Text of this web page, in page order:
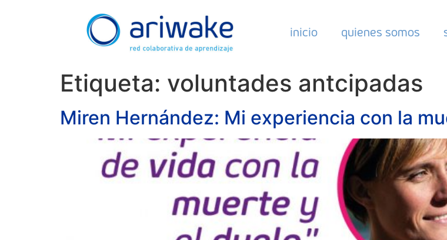
inicio quienes somos
Etiqueta: voluntades antcipadas
Miren Hernández: Mi experiencia con la